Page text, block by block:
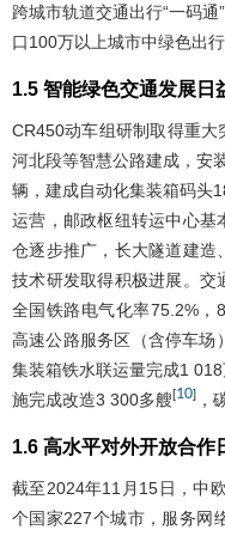
跨城市轨道交通出行“一码通
口100万以上城市中绿色出
1.5 智能绿色交通发展日
CR450动车组研制取得重
河北段等智慧公路建成，安
辆，建成自动化集装箱码头
运营，邮政枢纽转运中心基
仓逐步推广，长大隧道建造
技术研发取得积极进展。交
全国铁路电气化率75.2%，
高速公路服务区（含停车场
集装箱铁水联运量完成1
施完成改造3 300多艘[10] ，
1.6 高水平对外开放合作
截至2024年11月15日，中
个国家227个城市，服务网